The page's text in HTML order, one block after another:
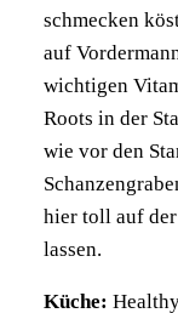
schmecken
auf
wichtigen
Roots in der
wie vor den
hier toll auf der
lassen.
Küche: